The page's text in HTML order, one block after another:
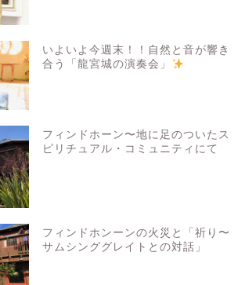
いよいよ今週末！！自然と音が響き
合う「龍宮城の演奏会」
フィンドホーン〜地に足のついたス
ピリチュアル・コミュニティにて
フィンドホンーンの火災と「祈り〜
サムシンググレイトとの対話」